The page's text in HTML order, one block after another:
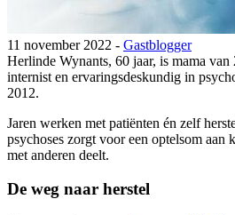
11 november 2022 - Gastblogger
Herlinde Wynants, 60 jaar, is mama van
internist en ervaringsdeskundig in
2012.
Jaren werken met patiënten én zelf
psychoses zorgt voor een optelsom aan
met anderen deelt.
De weg naar herstel